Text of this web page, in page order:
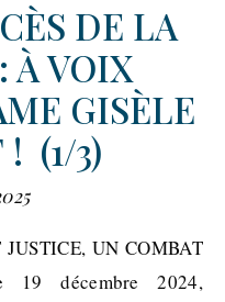
DE LA
À VOIX
GISÈLE
(1/3)
19 décembre 2024,